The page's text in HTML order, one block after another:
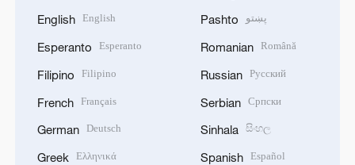
English English
Esperanto Esperanto
Filipino Filipino
French Français
German Deutsch
Greek Ελληνικά
Pashto پښتو
Romanian Română
Russian Русский
Serbian Српски
Sinhala සිංහල
Spanish Español